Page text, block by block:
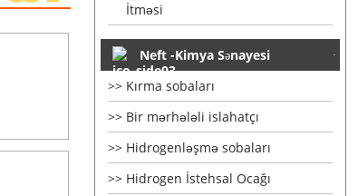
İtməsi
Neft -Kimya Sənayesi
Kırma sobaları
Bir mərhələli islahatçı
Hidrogenləşmə sobaları
Hidrogen İstehsal Ocağı